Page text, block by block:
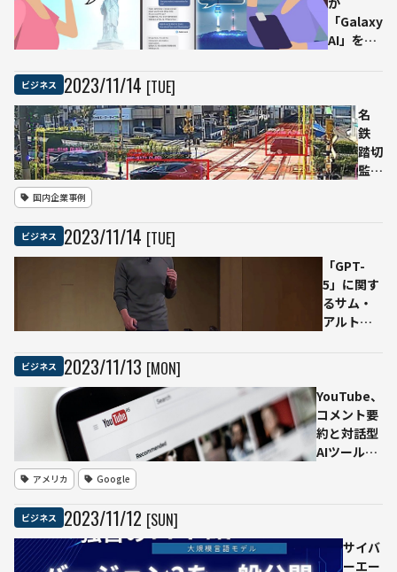
「Galaxy
AI」を
デバイス
AIとクラ
ウドベー
スAIどち
ビジネス 2023/11/14 [TUE]
名
鉄
踏切
監視
析装
置を
導
入
然に
防ぐ
監視
シス
国内企業事例
ビジネス 2023/11/14 [TUE]
「GPT-
5」に関す
るサム・
アルトマ
開発者会
議
「OpenAI
DevDay」
ビジネス 2023/11/13 [MON]
YouTube、
コメント要
約と対話型
AIツールの
アメリカ Google
ビジネス 2023/11/12 [SUN]
サイバ
ーエー